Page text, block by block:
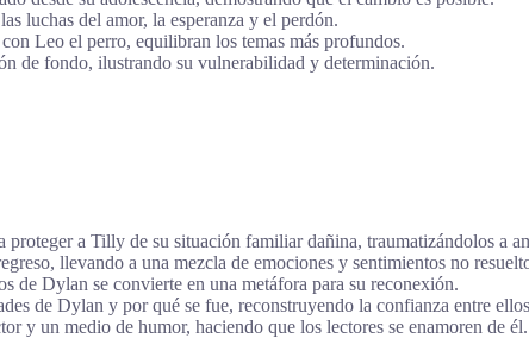
luchas del amor, la esperanza y el perdón.
Leo el perro, equilibran los temas más profundos.
de fondo, ilustrando su vulnerabilidad y determinación.
a Tilly de su situación familiar dañina, traumatizándolos a
llevando a una mezcla de emociones y sentimientos no
de Dylan se convierte en una metáfora para su reconexión.
de Dylan y por qué se fue, reconstruyendo la confianza entre
y un medio de humor, haciendo que los lectores se enamoren de él.